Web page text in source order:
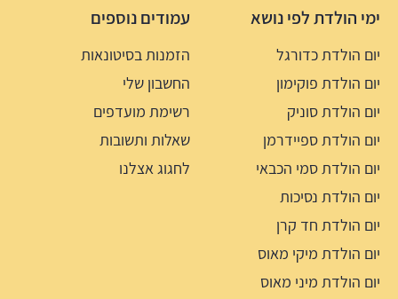
ימי הולדת לפי נושא
יום הולדת כדורגל
יום הולדת פוקימון
יום הולדת סוניק
יום הולדת ספיידרמן
יום הולדת סמי הכבאי
יום הולדת נסיכות
יום הולדת חד קרן
יום הולדת מיקי מאוס
יום הולדת מיני מאוס
עמודים נוספים
הזמנות בסיטונאות
החשבון שלי
רשימת מועדפים
שאלות ותשובות
לחגוג אצלנו